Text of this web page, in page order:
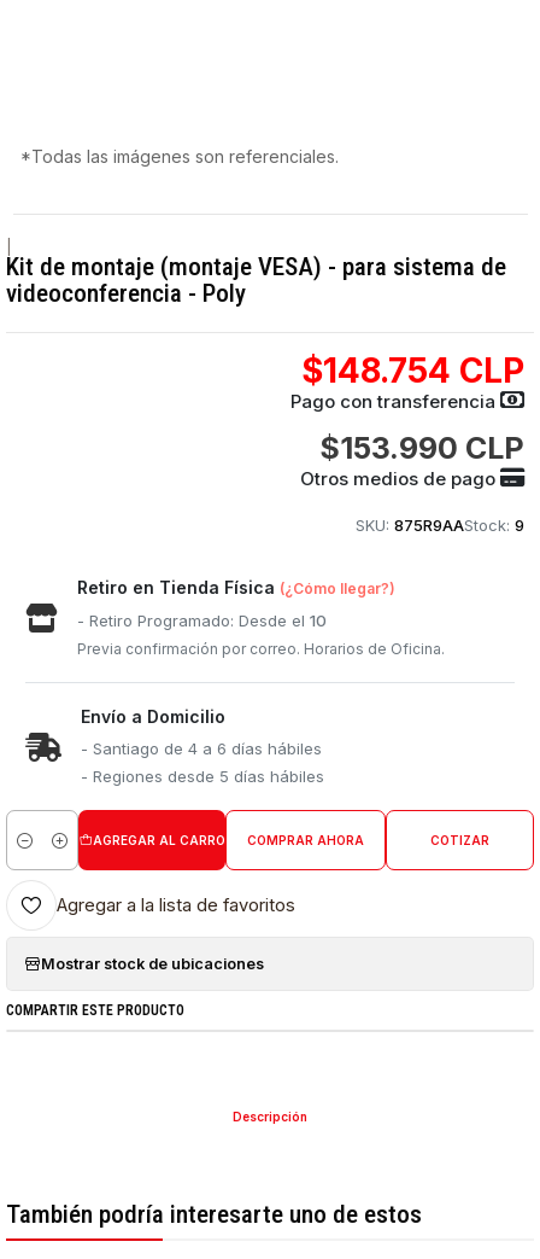
*Todas las imágenes son referenciales.
Kit de montaje (montaje VESA) - para sistema de
videoconferencia - Poly
$148.754 CLP
Pago con transferencia
$153.990 CLP
Otros medios de pago
SKU: 875R9AAStock: 9
Retiro en Tienda Física (¿Cómo llegar?)
- Retiro Programado: Desde el10
Previa confirmación por correo. Horarios de Oficina.
Envío a Domicilio
- Santiago de 4 a 6 días hábiles
- Regiones desde 5 días hábiles
Cantidad
AGREGAR AL CARRO COMPRAR AHORA COTIZAR
Agregar a la lista de favoritos
Mostrar stock de ubicaciones
COMPARTIR ESTE PRODUCTO
Descripción
También podría interesarte uno de estos